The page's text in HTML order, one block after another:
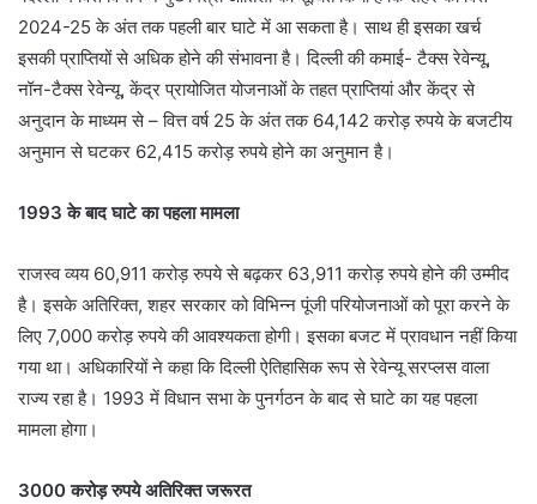
2024-25 के अंत तक पहली बार घाटे में आ सकता है। साथ ही इसका खर्च
इसकी प्राप्तियों से अधिक होने की संभावना है। दिल्ली की कमाई- टैक्स रेवेन्यू,
नॉन-टैक्स रेवेन्यू, केंद्र प्रायोजित योजनाओं के तहत प्राप्तियां और केंद्र से
अनुदान के माध्यम से – वित्त वर्ष 25 के अंत तक 64,142 करोड़ रुपये के बजटीय
अनुमान से घटकर 62,415 करोड़ रुपये होने का अनुमान है।
1993 के बाद घाटे का पहला मामला
राजस्व व्यय 60,911 करोड़ रुपये से बढ़कर 63,911 करोड़ रुपये होने की उम्मीद
है। इसके अतिरिक्त, शहर सरकार को विभिन्न पूंजी परियोजनाओं को पूरा करने के
लिए 7,000 करोड़ रुपये की आवश्यकता होगी। इसका बजट में प्रावधान नहीं किया
गया था। अधिकारियों ने कहा कि दिल्ली ऐतिहासिक रूप से रेवेन्यू सरप्लस वाला
राज्य रहा है। 1993 में विधान सभा के पुनर्गठन के बाद से घाटे का यह पहला
मामला होगा।
3000 करोड़ रुपये अतिरिक्त जरूरत